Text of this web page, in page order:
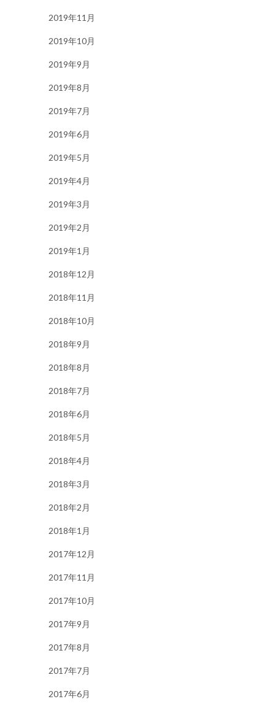
2019年11月
2019年10月
2019年9月
2019年8月
2019年7月
2019年6月
2019年5月
2019年4月
2019年3月
2019年2月
2019年1月
2018年12月
2018年11月
2018年10月
2018年9月
2018年8月
2018年7月
2018年6月
2018年5月
2018年4月
2018年3月
2018年2月
2018年1月
2017年12月
2017年11月
2017年10月
2017年9月
2017年8月
2017年7月
2017年6月